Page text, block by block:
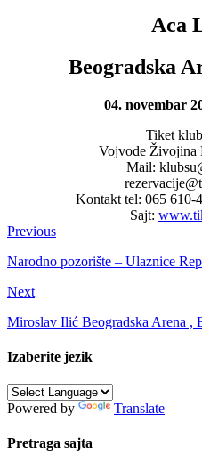
Aca
Beogradska
04. novembar
Tiket
Vojvode Živojina
Mail:
Kontakt tel: 065 610-
Sajt:
Previous
Narodno pozorište – Ulaznice
Next
Miroslav Ilić Beogradska Arena ,
Izaberite jezik
Powered by Translate
Pretraga sajta